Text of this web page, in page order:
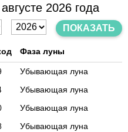
2026 года
ПОКАЗАТЬ
Фаза луны
Убывающая луна
Убывающая луна
Убывающая луна
Убывающая луна